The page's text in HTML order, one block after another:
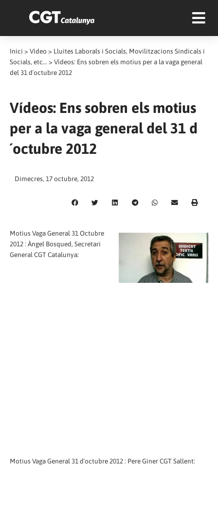
Inici > Vídeo > Lluites Laborals i Socials, Movilitzacions Sindicals i
Socials, etc... > Vídeos: Ens sobren els motius per a la vaga general
del 31 d´octubre 2012
Vídeos: Ens sobren els motius
per a la vaga general del 31 d
´octubre 2012
Dimecres, 17 octubre, 2012
Motius Vaga General 31 Octubre
2012 : Àngel Bosqued, Secretari
General CGT Catalunya:
Motius Vaga General 31 d´octubre 2012 : Pere Giner CGT Sallent: